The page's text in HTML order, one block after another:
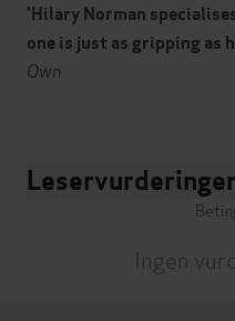
'Hilary Norman
one is just as gripping as
Own
Leservurderinger
Ingen